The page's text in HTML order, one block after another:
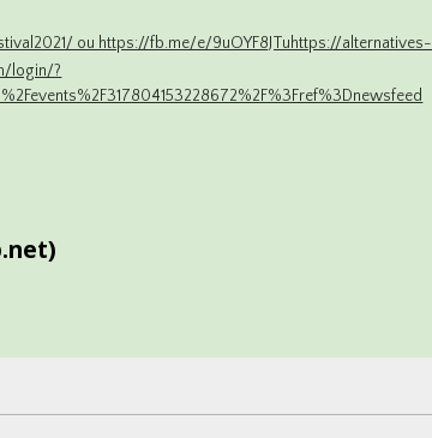
ou https://fb.me/e/9uOYF8JTuhttps://alternatives-
login/?